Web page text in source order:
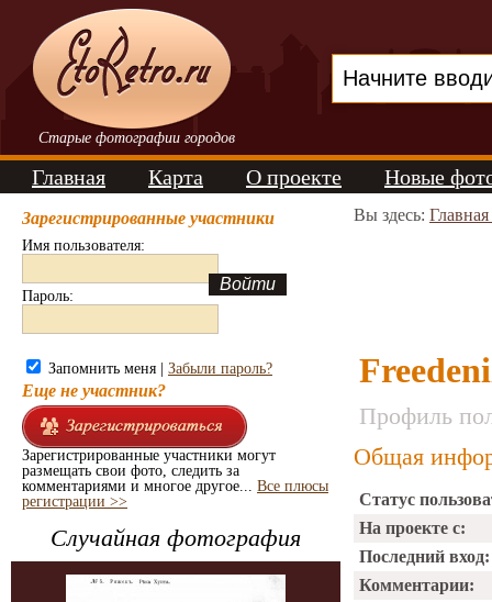
Старые фотографии городов
Главная Карта О проекте Новые
Зарегистрированные участники
Имя пользователя:
Пароль:
Запомнить меня | Забыли пароль?
Еще не участник?
Зарегистрированные участники могут
размещать свои фото, следить за
комментариями и многое другое... Все плюсы
регистрации >>
Случайная фотография
Вы здесь:
Профиль
Общая
Статус
На проекте с:
Последний вход:
Комментарии: